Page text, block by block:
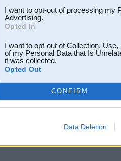
I want to opt-out of processing my
Advertising.
Opted In
I want to opt-out of Collection,
of my Personal Data that Is
it was collected.
Opted Out
CONFIRM
Data Deletion